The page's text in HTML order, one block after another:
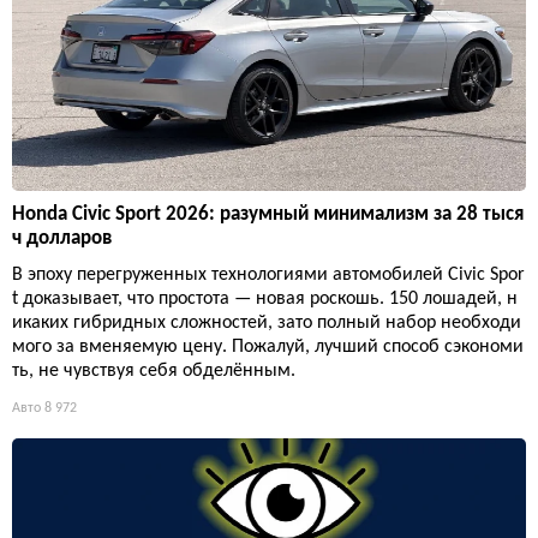
Honda Civic Sport 2026: разумный минимализм за 28 тыся
ч долларов
В эпоху перегруженных технологиями автомобилей Civic Spor
t доказывает, что простота — новая роскошь. 150 лошадей, н
икаких гибридных сложностей, зато полный набор необходи
мого за вменяемую цену. Пожалуй, лучший способ сэкономи
ть, не чувствуя себя обделённым.
Авто 8 972